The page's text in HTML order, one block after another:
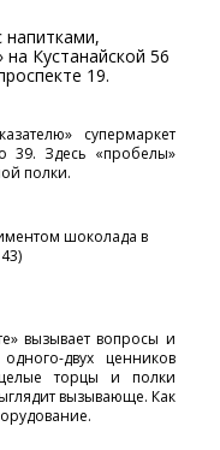
напитками,
Кустанайской 56
19.
супермаркет
39. Здесь «пробелы»
полки.
шоколада в
вызывает вопросы и
двух ценников
торцы и полки
вызывающе. Как